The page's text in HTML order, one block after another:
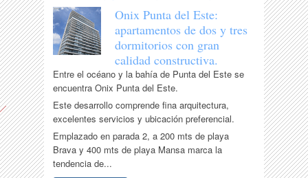
Onix Punta del Este:
apartamentos de dos y tres
dormitorios con gran
calidad constructiva.
Entre el océano y la bahía de Punta del Este se
encuentra Onix Punta del Este.
Este desarrollo comprende fina arquitectura,
excelentes servicios y ubicación preferencial.
Emplazado en parada 2, a 200 mts de playa
Brava y 400 mts de playa Mansa marca la
tendencia de...